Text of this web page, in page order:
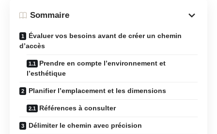
Sommaire
Évaluer vos besoins avant de créer un chemin
d’accès
Prendre en compte l’environnement et
l’esthétique
Planifier l’emplacement et les dimensions
Références à consulter
Délimiter le chemin avec précision